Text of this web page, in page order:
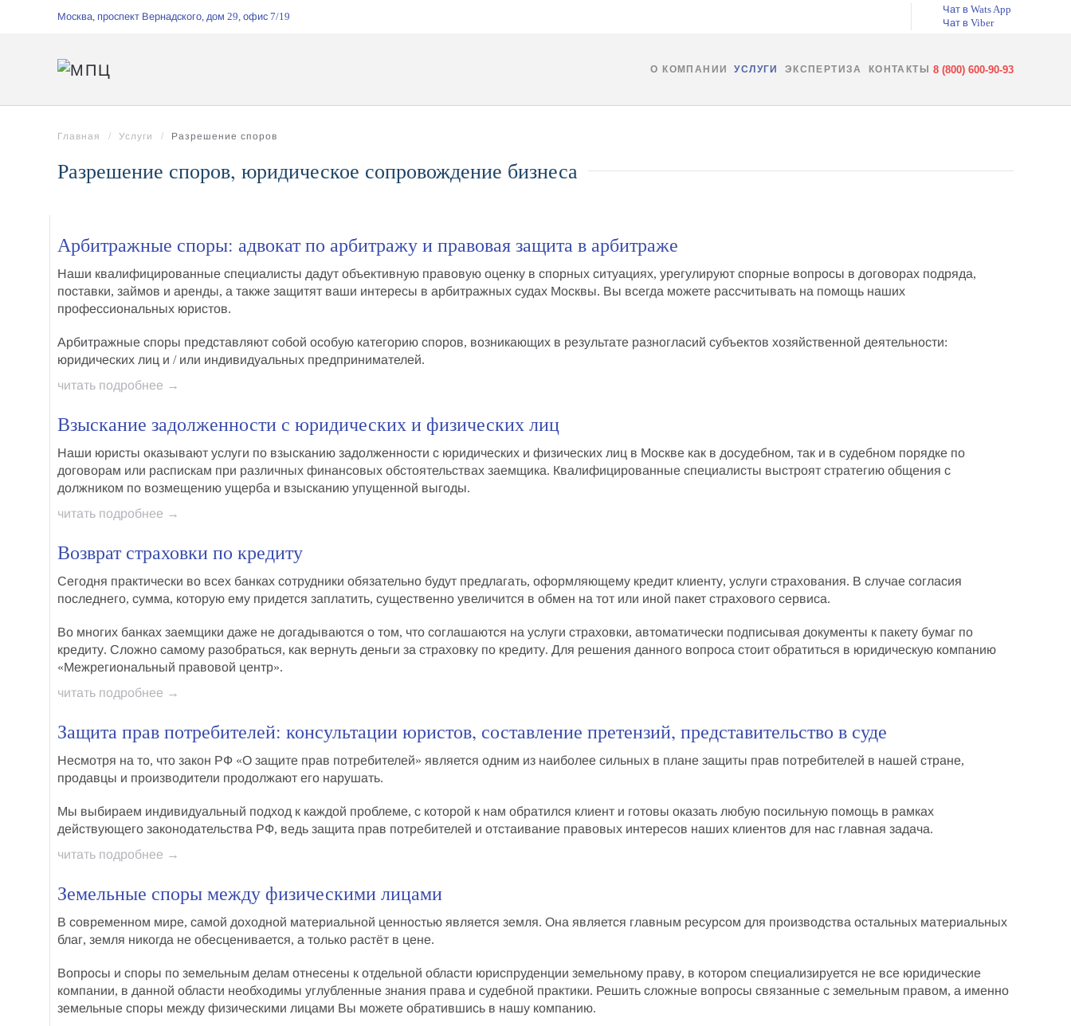
Москва, проспект Вернадского, дом 29, офис 7/19
Чат в Wats App
Чат в Viber
О КОМПАНИИ УСЛУГИ ЭКСПЕРТИЗА КОНТАКТЫ 8 (800) 600-90-93
Главная Услуги Разрешение споров
Разрешение споров, юридическое сопровождение бизнеса
Арбитражные споры: адвокат по арбитражу и правовая защита в арбитраже
Наши квалифицированные специалисты дадут объективную правовую оценку в спорных ситуациях, урегулируют спорные вопросы в договорах подряда,
поставки, займов и аренды, а также защитят ваши интересы в арбитражных судах Москвы. Вы всегда можете рассчитывать на помощь наших
профессиональных юристов.
Арбитражные споры представляют собой особую категорию споров, возникающих в результате разногласий субъектов хозяйственной деятельности:
юридических лиц и / или индивидуальных предпринимателей.
читать подробнее →
Взыскание задолженности с юридических и физических лиц
Наши юристы оказывают услуги по взысканию задолженности с юридических и физических лиц в Москве как в досудебном, так и в судебном порядке по
договорам или распискам при различных финансовых обстоятельствах заемщика. Квалифицированные специалисты выстроят стратегию общения с
должником по возмещению ущерба и взысканию упущенной выгоды.
читать подробнее →
Возврат страховки по кредиту
Сегодня практически во всех банках сотрудники обязательно будут предлагать, оформляющему кредит клиенту, услуги страхования. В случае согласия
последнего, сумма, которую ему придется заплатить, существенно увеличится в обмен на тот или иной пакет страхового сервиса.
Во многих банках заемщики даже не догадываются о том, что соглашаются на услуги страховки, автоматически подписывая документы к пакету бумаг по
кредиту. Сложно самому разобраться, как вернуть деньги за страховку по кредиту. Для решения данного вопроса стоит обратиться в юридическую компанию
«Межрегиональный правовой центр».
читать подробнее →
Защита прав потребителей: консультации юристов, составление претензий, представительство в суде
Несмотря на то, что закон РФ «О защите прав потребителей» является одним из наиболее сильных в плане защиты прав потребителей в нашей стране,
продавцы и производители продолжают его нарушать.
Мы выбираем индивидуальный подход к каждой проблеме, с которой к нам обратился клиент и готовы оказать любую посильную помощь в рамках
действующего законодательства РФ, ведь защита прав потребителей и отстаивание правовых интересов наших клиентов для нас главная задача.
читать подробнее →
Земельные споры между физическими лицами
В современном мире, самой доходной материальной ценностью является земля. Она является главным ресурсом для производства остальных материальных
благ, земля никогда не обесценивается, а только растёт в цене.
Вопросы и споры по земельным делам отнесены к отдельной области юриспруденции земельному праву, в котором специализируется не все юридические
компании, в данной области необходимы углубленные знания права и судебной практики. Решить сложные вопросы связанные с земельным правом, а именно
земельные споры между физическими лицами Вы можете обратившись в нашу компанию.